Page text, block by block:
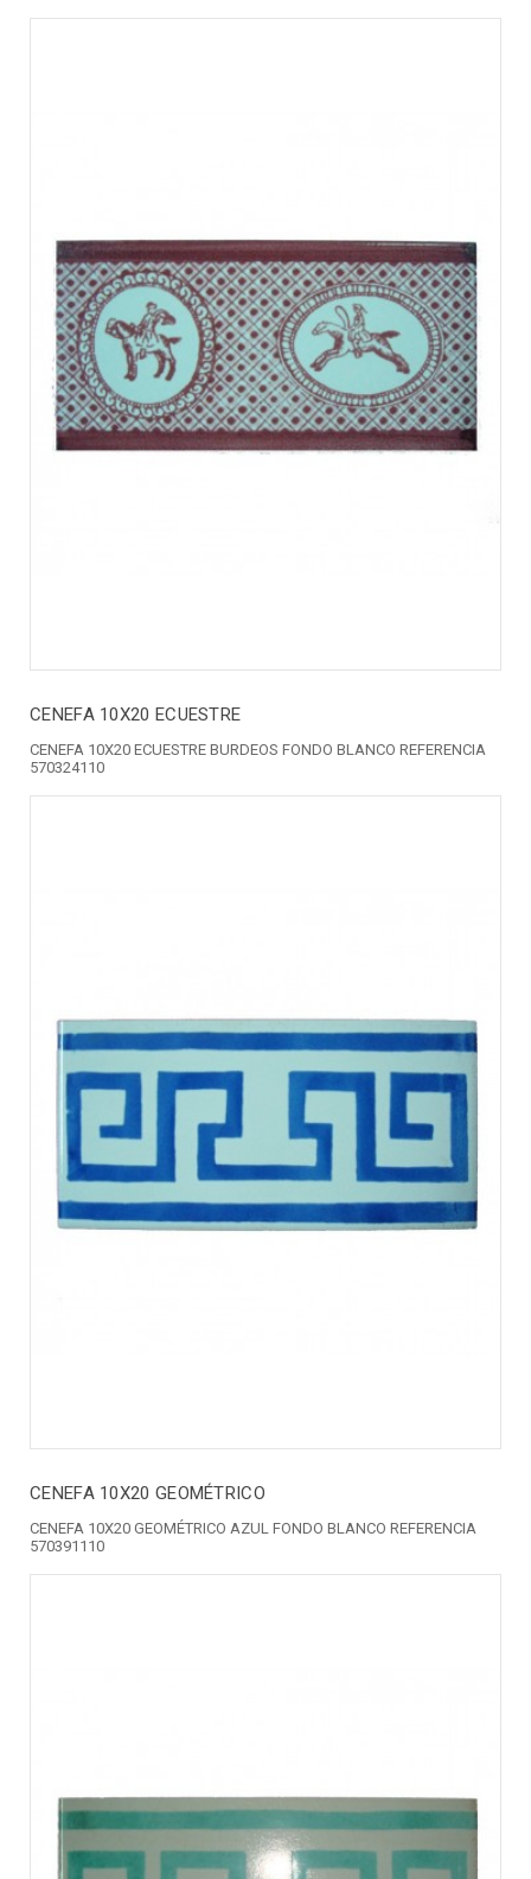
CENEFA 10X20 ECUESTRE
CENEFA 10X20 ECUESTRE BURDEOS FONDO BLANCO REFERENCIA
570324110
CENEFA 10X20 GEOMÉTRICO
CENEFA 10X20 GEOMÉTRICO AZUL FONDO BLANCO REFERENCIA
570391110